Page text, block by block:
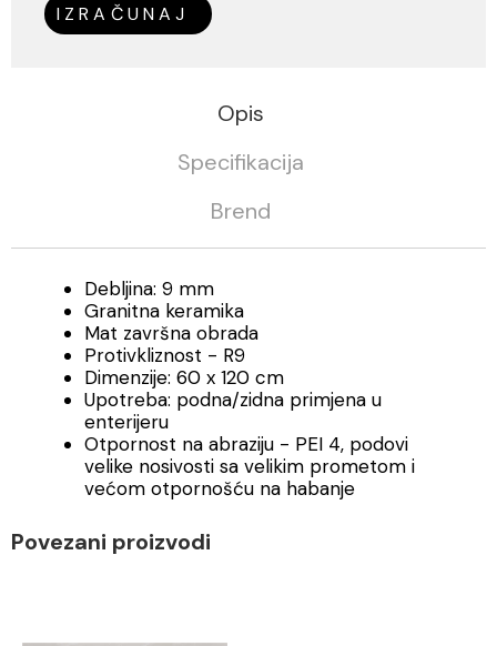
IZRAČUNAJ
Opis
Specifikacija
Brend
Debljina: 9 mm
Granitna keramika
Mat završna obrada
Protivkliznost - R9
Dimenzije: 60 x 120 cm
Upotreba: podna/zidna primjena u
enterijeru
Otpornost na abraziju - PEI 4, podovi
velike nosivosti sa velikim prometom i
većom otpornošću na habanje
Povezani proizvodi